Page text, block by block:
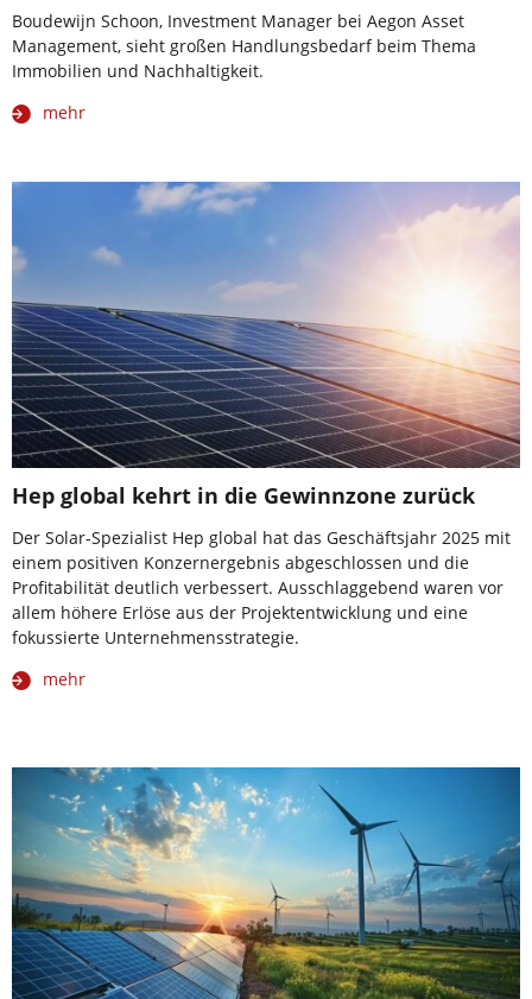
Boudewijn Schoon, Investment Manager bei Aegon Asset
Management, sieht großen Handlungsbedarf beim Thema
Immobilien und Nachhaltigkeit.
mehr
Hep global kehrt in die Gewinnzone zurück
Der Solar-Spezialist Hep global hat das Geschäftsjahr 2025 mit
einem positiven Konzernergebnis abgeschlossen und die
Profitabilität deutlich verbessert. Ausschlaggebend waren vor
allem höhere Erlöse aus der Projektentwicklung und eine
fokussierte Unternehmensstrategie.
mehr